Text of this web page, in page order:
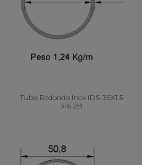
Tubo Redondo Inox IDS-35X1.5
316 2B